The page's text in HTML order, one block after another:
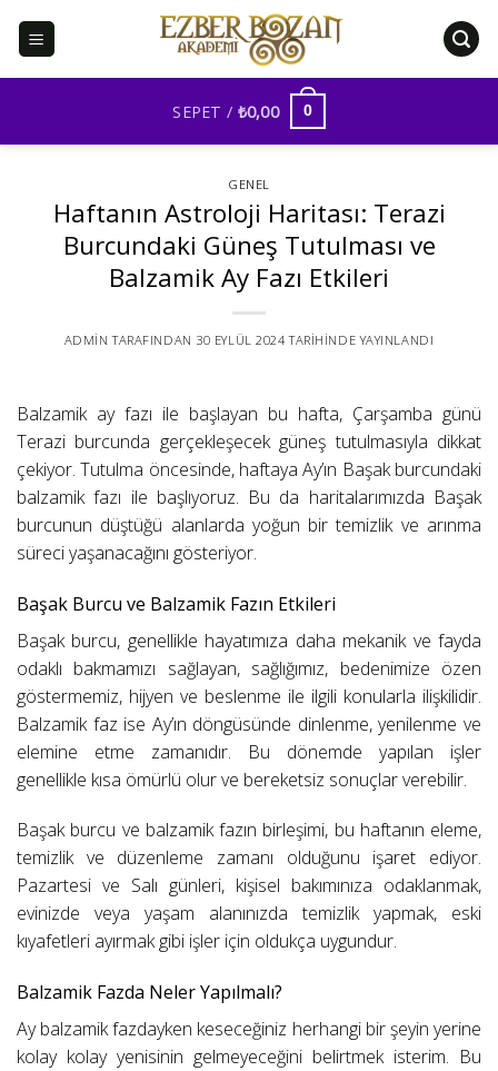
SEPET / ₺0,00 0
GENEL
Haftanın Astroloji Haritası: Terazi
Burcundaki Güneş Tutulması ve
Balzamik Ay Fazı Etkileri
ADMIN TARAFINDAN 30 EYLÜL 2024 TARIHINDE YAYINLANDI
Balzamik ay fazı ile başlayan bu hafta, Çarşamba günü
Terazi burcunda gerçekleşecek güneş tutulmasıyla dikkat
çekiyor. Tutulma öncesinde, haftaya Ay’ın Başak burcundaki
balzamik fazı ile başlıyoruz. Bu da haritalarımızda Başak
burcunun düştüğü alanlarda yoğun bir temizlik ve arınma
süreci yaşanacağını gösteriyor.
Başak Burcu ve Balzamik Fazın Etkileri
Başak burcu, genellikle hayatımıza daha mekanik ve fayda
odaklı bakmamızı sağlayan, sağlığımız, bedenimize özen
göstermemiz, hijyen ve beslenme ile ilgili konularla ilişkilidir.
Balzamik faz ise Ay’ın döngüsünde dinlenme, yenilenme ve
elemine etme zamanıdır. Bu dönemde yapılan işler
genellikle kısa ömürlü olur ve bereketsiz sonuçlar verebilir.
Başak burcu ve balzamik fazın birleşimi, bu haftanın eleme,
temizlik ve düzenleme zamanı olduğunu işaret ediyor.
Pazartesi ve Salı günleri, kişisel bakımınıza odaklanmak,
evinizde veya yaşam alanınızda temizlik yapmak, eski
kıyafetleri ayırmak gibi işler için oldukça uygundur.
Balzamik Fazda Neler Yapılmalı?
Ay balzamik fazdayken keseceğiniz herhangi bir şeyin yerine
kolay kolay yenisinin gelmeyeceğini belirtmek isterim. Bu